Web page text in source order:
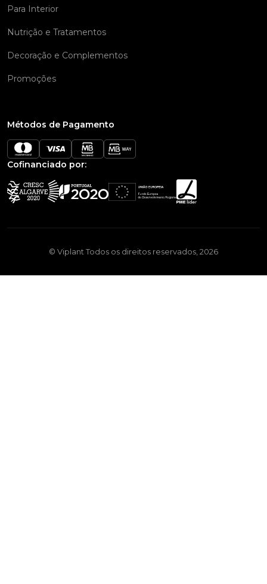
Para Interior
Nutrição e Tratamentos
Decoração e Complementos
Promoções
Métodos de Pagamento
Cofinanciado por:
© Viplant Todos os direitos reservados, 2026